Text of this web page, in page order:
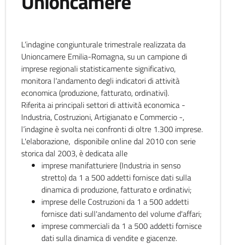
L’indagine congiunturale trimestrale realizzata da
Unioncamere Emilia-Romagna, su un campione di
imprese regionali statisticamente significativo,
monitora l'andamento degli indicatori di attività
economica (produzione, fatturato, ordinativi).
Riferita ai principali settori di attività economica -
Industria, Costruzioni, Artigianato e Commercio -,
l’indagine è svolta nei confronti di oltre 1.300 imprese.
L'elaborazione, disponibile online dal 2010 con serie
storica dal 2003, è dedicata alle
imprese manifatturiere (Industria in senso
stretto) da 1 a 500 addetti fornisce dati sulla
dinamica di produzione, fatturato e ordinativi;
imprese delle Costruzioni da 1 a 500 addetti
fornisce dati sull'andamento del volume d'affari;
imprese commerciali da 1 a 500 addetti fornisce
dati sulla dinamica di vendite e giacenze.